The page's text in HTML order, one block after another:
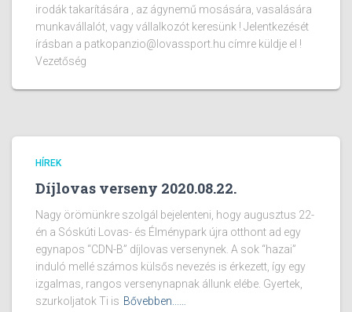
irodák takarítására , az ágynemű mosására, vasalására
munkavállalót, vagy vállalkozót keresünk ! Jelentkezését
írásban a patkopanzio@lovassport.hu címre küldje el !
Vezetőség
HÍREK
Díjlovas verseny 2020.08.22.
Nagy örömünkre szolgál bejelenteni, hogy augusztus 22-
én a Sóskúti Lovas- és Élménypark újra otthont ad egy
egynapos “CDN-B” díjlovas versenynek. A sok “hazai”
induló mellé számos külsős nevezés is érkezett, így egy
izgalmas, rangos versenynapnak állunk elébe. Gyertek,
szurkoljatok Ti is Bővebben...…